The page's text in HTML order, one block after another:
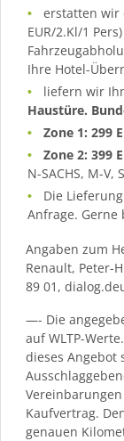
erstatten wir
EUR/2.Kl/1
Ihre Hotel-
liefern wir
Haustüre.
Zone 1: 299
Zone 2: 399
N-SACHS, M-V,
Die
Anfrage.
Angaben zum
Renault, Peter-
89 01,
—- Die
auf WLTP-
dieses Angebot
Kaufvertrag.
genauen